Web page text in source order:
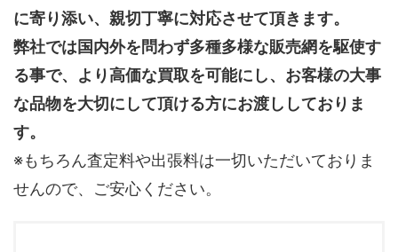
に寄り添い、親切丁寧に対応させて頂きます。
弊社では国内外を問わず多種多様な販売網を駆使す
る事で、より高価な買取を可能にし、お客様の大事
な品物を大切にして頂ける方にお渡ししておりま
す。
※もちろん査定料や出張料は一切いただいておりま
せんので、ご安心ください。